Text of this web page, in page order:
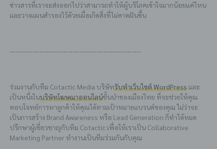
ข่าวสารที่เราจะส่งออกไปว่าสามารถทำให้ผู้บริโภคเข้าใจมากน้อยแค่ไหน
และวางแผนสำรองไว้ด้วยเผื่อเกิดสิ่งที่ไม่คาดฝันขึ้น
——————————————————————–
ร่วมงานกับทีม Cotactic Media บริษัทรับทำเว็บไซต์ WordPress และ
เป็นหนึ่งในบริษัทโฆษณาออนไลน์ชั้นนำของเมืองไทย ที่จะช่วยให้คุณ
ตอบโจทย์การหาลูกค้าให้คุณได้ตามเป้าหมายแบรนด์ของคุณ ไม่ว่าจะ
เป็นการสร้าง Brand Awareness หรือ Lead Generation ก็ทำได้หมด
ปรึกษาผู้เชี่ยวชาญกับทีม Cotactic เพื่อให้เราเป็น Collaborative
Marketing Partner ทำงานเป็นทีมร่วมกันกับคุณ